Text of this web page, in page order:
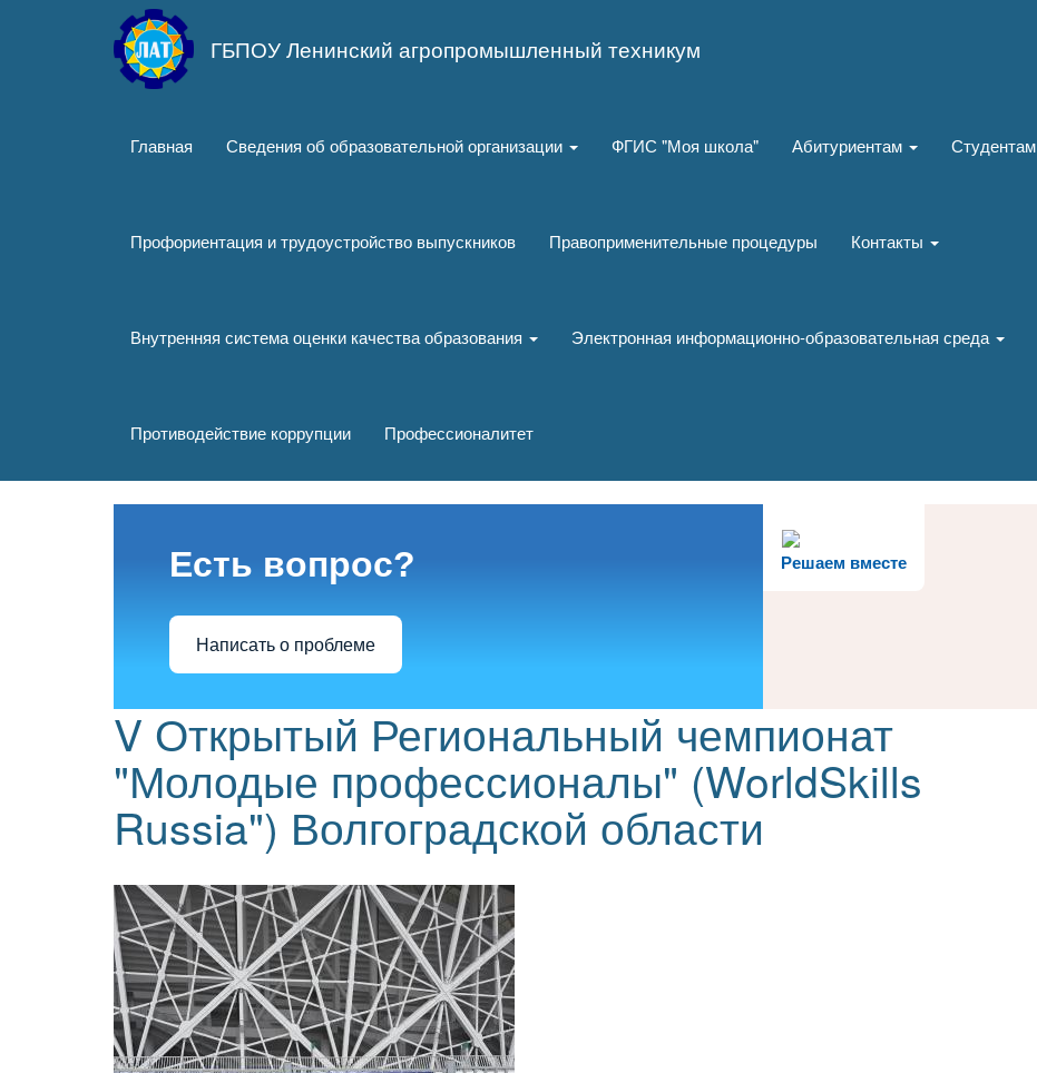
ГБПОУ Ленинский агропромышленный техникум
Главная Сведения об образовательной организации ФГИС "Моя школа" Абитуриентам Студентам
Профориентация и трудоустройство выпускников Правоприменительные процедуры Контакты
Внутренняя система оценки качества образования Электронная информационно-образовательная среда
Противодействие коррупции Профессионалитет
Решаем вместе
Есть вопрос?
Написать о проблеме
V Открытый Региональный чемпионат
"Молодые профессионалы" (WorldSkills
Russia") Волгоградской области